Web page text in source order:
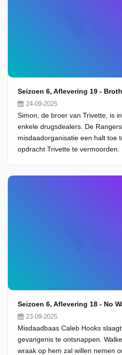
Seizoen 6, Aflevering 19 -
24-09-2025
Simon, de broer van Trivette, is
enkele drugsdealers. De
misdaadorganisatie een halt toe
opdracht Trivette te vermoorden.
Seizoen 6, Aflevering 18 - No
23-09-2025
Misdaadbaas Caleb Hooks
gevangenis te ontsnappen.
wraak op hem zal willen nemen